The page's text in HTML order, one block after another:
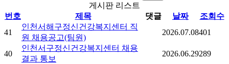
게시판 리스트
번호
제목 댓글 날짜
조회수
41
인천서해구정신건강복지센터 직
원 채용공고(팀원)
2026.07.08401
40
인천서구정신건강복지센터 채용
결과 통보
2026.06.29289